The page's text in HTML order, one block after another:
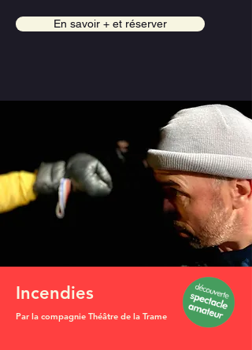
En savoir + et réserver
Incendies
Par la compagnie Théâtre de la Trame